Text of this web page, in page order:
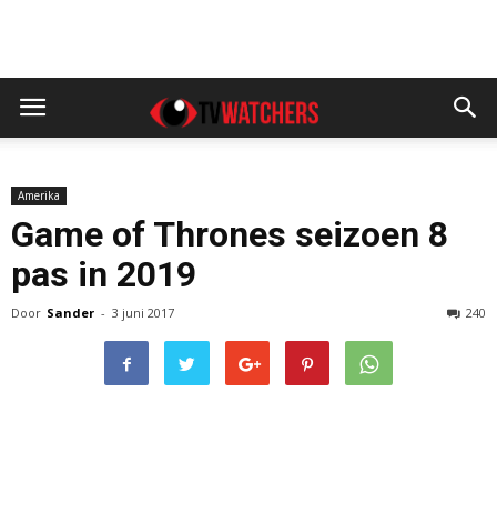
Amerika
Game of Thrones seizoen 8
pas in 2019
Door Sander - 3 juni 2017 240